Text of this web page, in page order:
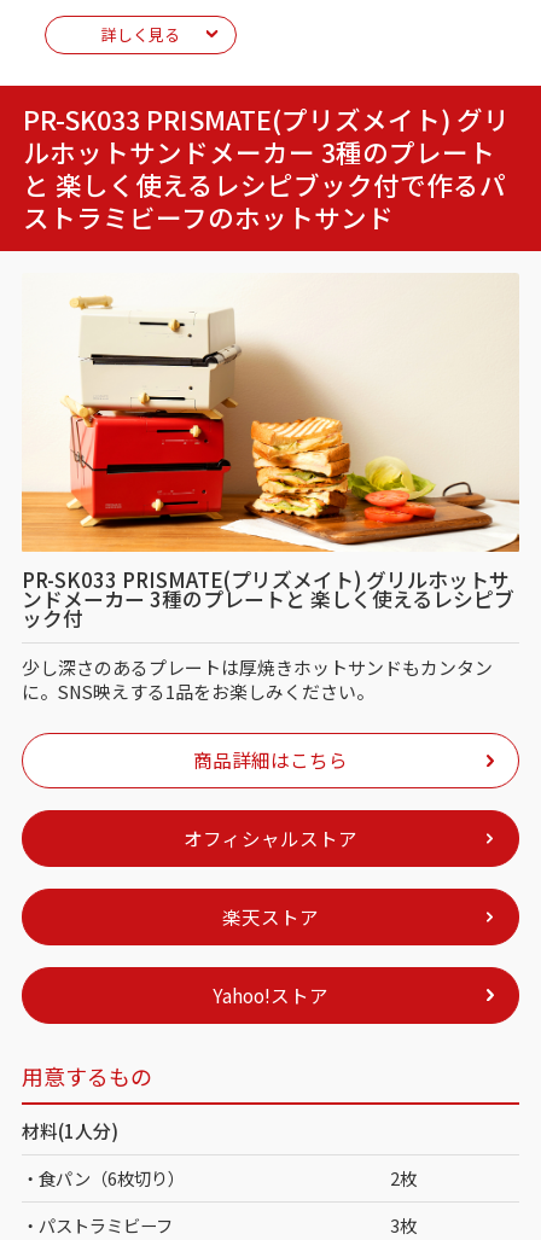
詳しく見る
PR-SK033 PRISMATE(プリズメイト) グリ
ルホットサンドメーカー 3種のプレート
と 楽しく使えるレシピブック付で作るパ
ストラミビーフのホットサンド
PR-SK033 PRISMATE(プリズメイト) グリルホットサ
ンドメーカー 3種のプレートと 楽しく使えるレシピブ
ック付
少し深さのあるプレートは厚焼きホットサンドもカンタン
に。SNS映えする1品をお楽しみください。
商品詳細はこちら
オフィシャルストア
楽天ストア
Yahoo!ストア
用意するもの
材料(1人分)
・食パン（6枚切り）
2枚
・パストラミビーフ
3枚